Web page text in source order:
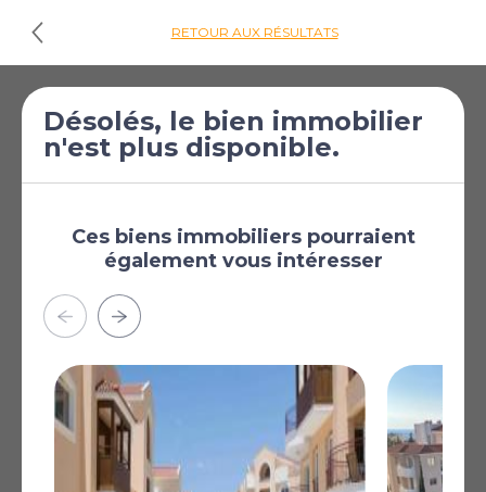
RETOUR AUX RÉSULTATS
Appartement de 3
chambres à vendre
Chypre
€320 000
Air Condition
Plus
AFFICHER SUR LA CARTE
Désolés, le bien immobilier
n'est plus disponible.
Ces biens immobiliers pourraient
également vous intéresser